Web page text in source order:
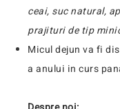
ceai, suc natural,
prajituri de tip
Micul dejun va fi
a anului in curs